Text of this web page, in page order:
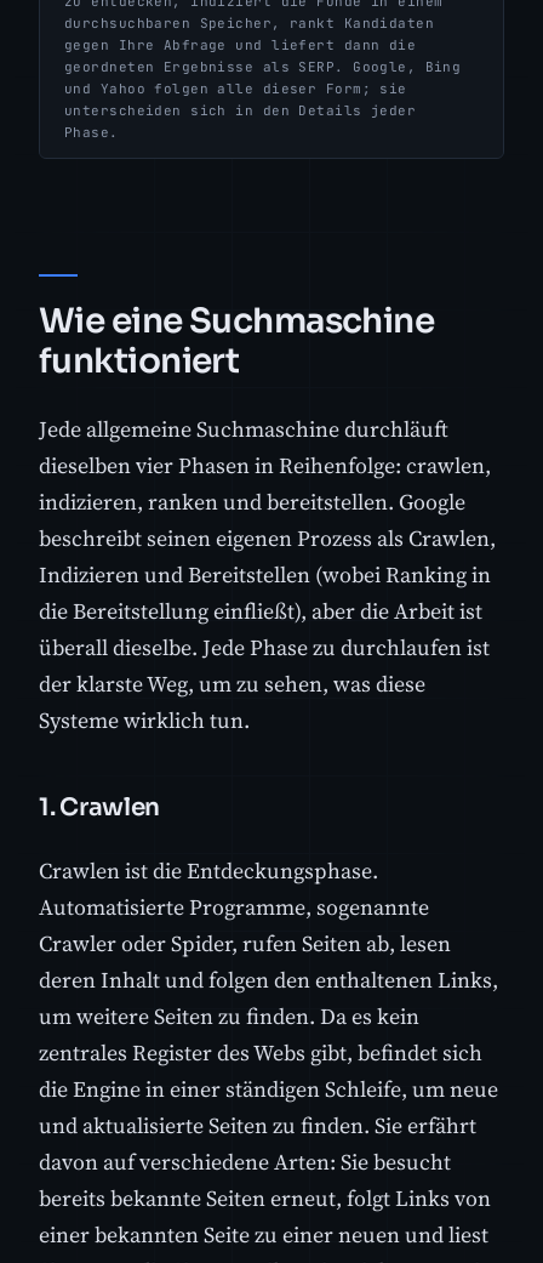
durchsuchbaren Speicher, rankt Kandidaten
gegen Ihre Abfrage und liefert dann die
geordneten Ergebnisse als SERP. Google, Bing
und Yahoo folgen alle dieser Form; sie
unterscheiden sich in den Details jeder
Phase.
Wie eine Suchmaschine
funktioniert
Jede allgemeine Suchmaschine durchläuft
dieselben vier Phasen in Reihenfolge: crawlen,
indizieren, ranken und bereitstellen. Google
beschreibt seinen eigenen Prozess als Crawlen,
Indizieren und Bereitstellen (wobei Ranking in
die Bereitstellung einfließt), aber die Arbeit ist
überall dieselbe. Jede Phase zu durchlaufen ist
der klarste Weg, um zu sehen, was diese
Systeme wirklich tun.
1. Crawlen
Crawlen ist die Entdeckungsphase.
Automatisierte Programme, sogenannte
Crawler oder Spider, rufen Seiten ab, lesen
deren Inhalt und folgen den enthaltenen Links,
um weitere Seiten zu finden. Da es kein
zentrales Register des Webs gibt, befindet sich
die Engine in einer ständigen Schleife, um neue
und aktualisierte Seiten zu finden. Sie erfährt
davon auf verschiedene Arten: Sie besucht
bereits bekannte Seiten erneut, folgt Links von
einer bekannten Seite zu einer neuen und liest